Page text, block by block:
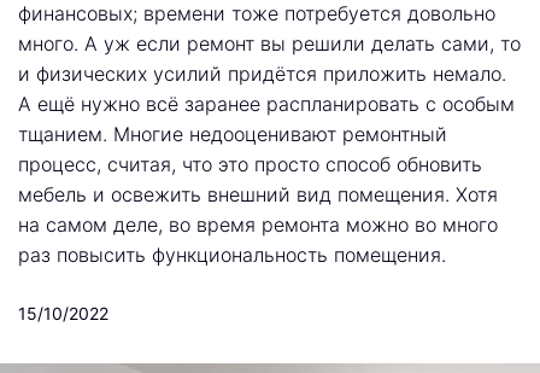
финансовых; времени тоже потребуется довольно
много. А уж если ремонт вы решили делать сами, то
и физических усилий придётся приложить немало.
А ещё нужно всё заранее распланировать с особым
тщанием. Многие недооценивают ремонтный
процесс, считая, что это просто способ обновить
мебель и освежить внешний вид помещения. Хотя
на самом деле, во время ремонта можно во много
раз повысить функциональность помещения.
15/10/2022